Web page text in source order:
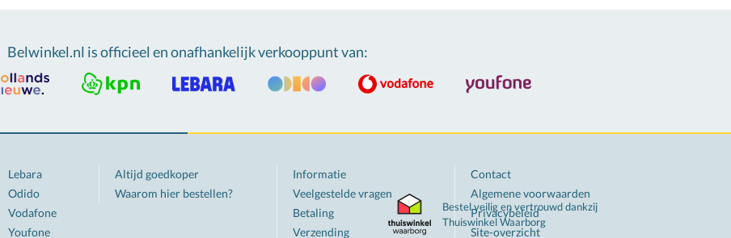
Bestel veilig en vertrouwd dankzij
ThuiswinkelWaarborg
Belwinkel.nl is officieel en onafhankelijk verkooppunt van:
Lebara
Odido
Vodafone
Youfone
Altijd goedkoper
Waarom hier bestellen?
Informatie
Veelgestelde vragen
Betaling
Verzending
Contact
Algemene voorwaarden
Privacybeleid
Site-overzicht